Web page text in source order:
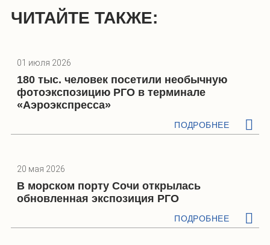
ЧИТАЙТЕ ТАКЖЕ:
01 июля 2026
180 тыс. человек посетили необычную
фотоэкспозицию РГО в терминале
«Аэроэкспресса»
ПОДРОБНЕЕ
20 мая 2026
В морском порту Сочи открылась
обновленная экспозиция РГО
ПОДРОБНЕЕ